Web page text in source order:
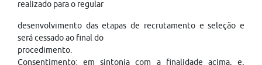
realizado para o regular
desenvolvimento das etapas de recrutamento e seleção e
será cessado ao final do
procedimento.
Consentimento: em sintonia com a finalidade acima, e,